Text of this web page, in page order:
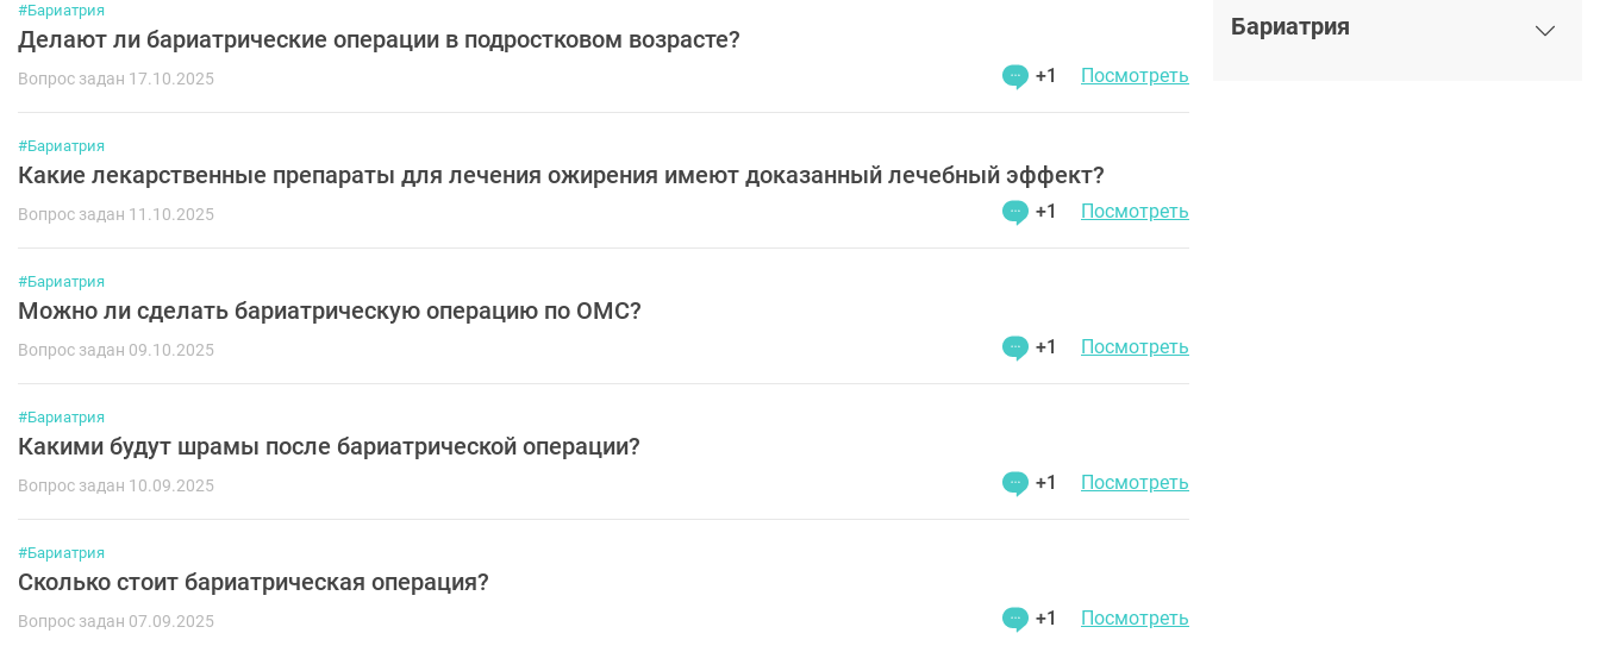
#Бариатрия
Делают ли бариатрические операции в подростковом возрасте?
Вопрос задан 17.10.2025 +1 Посмотреть
#Бариатрия
Какие лекарственные препараты для лечения ожирения имеют доказанный лечебный эффект?
Вопрос задан 11.10.2025 +1 Посмотреть
#Бариатрия
Можно ли сделать бариатрическую операцию по ОМС?
Вопрос задан 09.10.2025 +1 Посмотреть
#Бариатрия
Какими будут шрамы после бариатрической операции?
Вопрос задан 10.09.2025 +1 Посмотреть
#Бариатрия
Сколько стоит бариатрическая операция?
Вопрос задан 07.09.2025 +1 Посмотреть
Бариатрия